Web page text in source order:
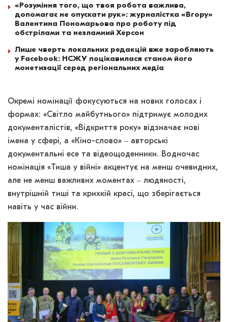
«Розуміння того, що твоя робота важлива,
допомагає не опускати рук»: журналістка «Вгору»
Валентина Пономарьова про роботу під
обстрілами та незламний Херсон
Лише чверть локальних редакцій вже заробляють
у Facebook: НСЖУ поцікавилася станом його
монетизації серед регіональних медіа
Окремі номінації фокусуються на нових голосах і
формах: «Світло майбутнього» підтримує молодих
документалістів, «Відкриття року» відзначає нові
імена у сфері, а «Кіно-слово» ‒ авторські
документальні есе та відеощоденники. Водночас
номінація «Тиша у війні» акцентує на менш очевидних,
але не менш важливих моментах ‒ людяності,
внутрішній тиші та крихкій красі, що зберігається
навіть у час війни.